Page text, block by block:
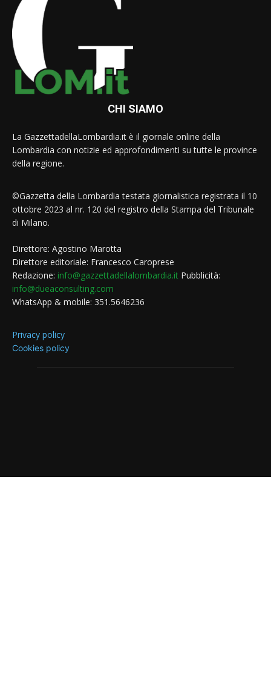
CHI SIAMO
La GazzettadellaLombardia.it è il giornale online della
Lombardia con notizie ed approfondimenti su tutte le province
della regione.
©Gazzetta della Lombardia testata giornalistica registrata il 10
ottobre 2023 al nr. 120 del registro della Stampa del Tribunale
di Milano.
Direttore: Agostino Marotta
Direttore editoriale: Francesco Caroprese
Redazione: info@gazzettadellalombardia.it Pubblicità:
info@dueaconsulting.com
WhatsApp & mobile: 351.5646236
Privacy policy
Cookies policy